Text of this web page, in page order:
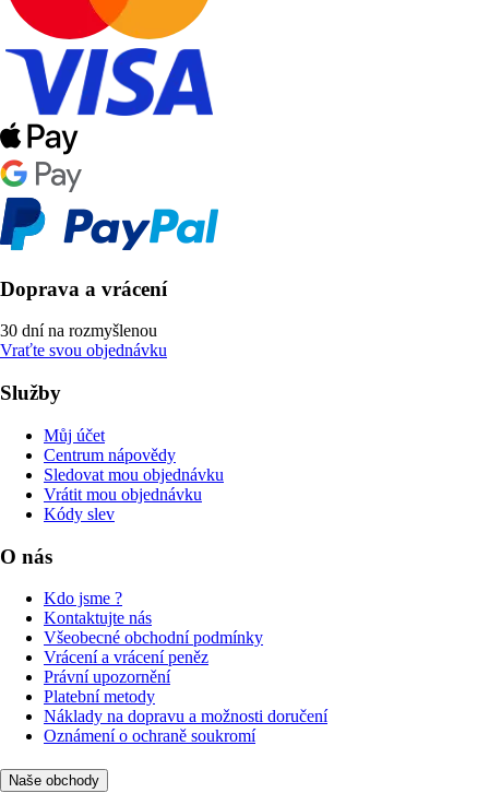
Doprava a vrácení
30 dní na rozmyšlenou
Vraťte svou objednávku
Služby
Můj účet
Centrum nápovědy
Sledovat mou objednávku
Vrátit mou objednávku
Kódy slev
O nás
Kdo jsme ?
Kontaktujte nás
Všeobecné obchodní podmínky
Vrácení a vrácení peněz
Právní upozornění
Platební metody
Náklady na dopravu a možnosti doručení
Oznámení o ochraně soukromí
Naše obchody